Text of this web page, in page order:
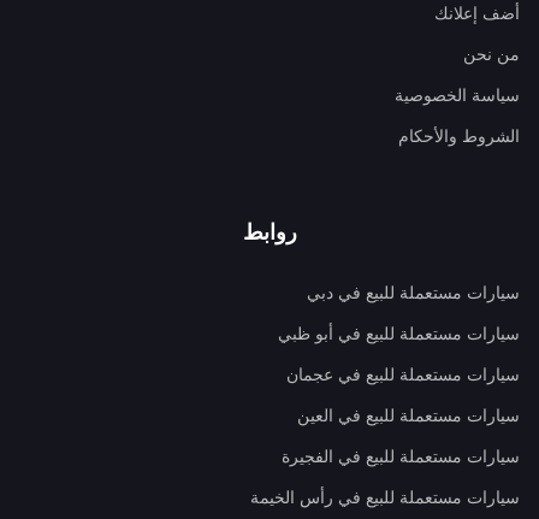
أضف إعلانك
من نحن
سياسة الخصوصية
الشروط والأحكام
روابط
سيارات مستعملة للبيع في دبي
سيارات مستعملة للبيع في أبو ظبي
سيارات مستعملة للبيع في عجمان
سيارات مستعملة للبيع في العين
سيارات مستعملة للبيع في الفجيرة
سيارات مستعملة للبيع في رأس الخيمة